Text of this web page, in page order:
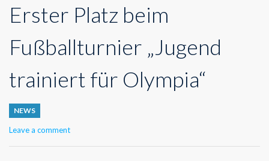
Erster Platz beim
Fußballturnier „Jugend
trainiert für Olympia“
NEWS
Leave a comment